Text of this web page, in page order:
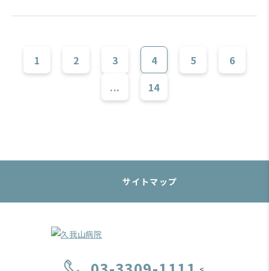
1 2 3 4 5
6
...
14
サイトマップ
<